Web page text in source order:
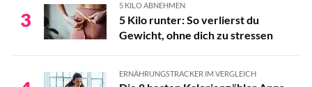
3
5 KILO ABNEHMEN
5 Kilo runter: So verlierst du
Gewicht, ohne dich zu stressen
ERNÄHRUNGSTRACKER IM VERGLEICH